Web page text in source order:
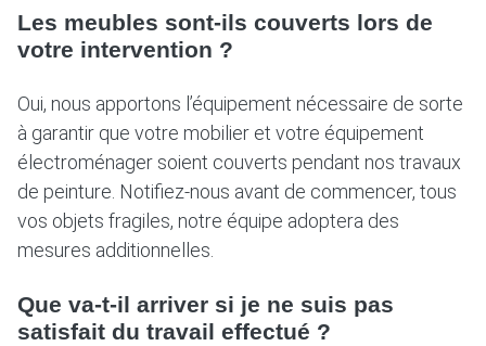
Les meubles sont-ils couverts lors de
votre intervention ?
Oui, nous apportons l’équipement nécessaire de sorte
à garantir que votre mobilier et votre équipement
électroménager soient couverts pendant nos travaux
de peinture. Notifiez-nous avant de commencer, tous
vos objets fragiles, notre équipe adoptera des
mesures additionnelles.
Que va-t-il arriver si je ne suis pas
satisfait du travail effectué ?